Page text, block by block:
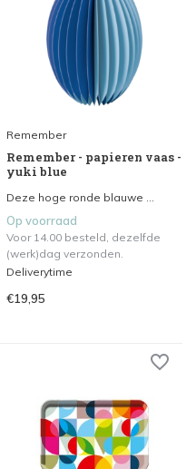
Remember
Remember - papieren vaas -
yuki blue
Deze hoge ronde blauwe ...
Op voorraad
Voor 14.00 besteld, dezelfde
(werk)dag verzonden.
Deliverytime
€19,95